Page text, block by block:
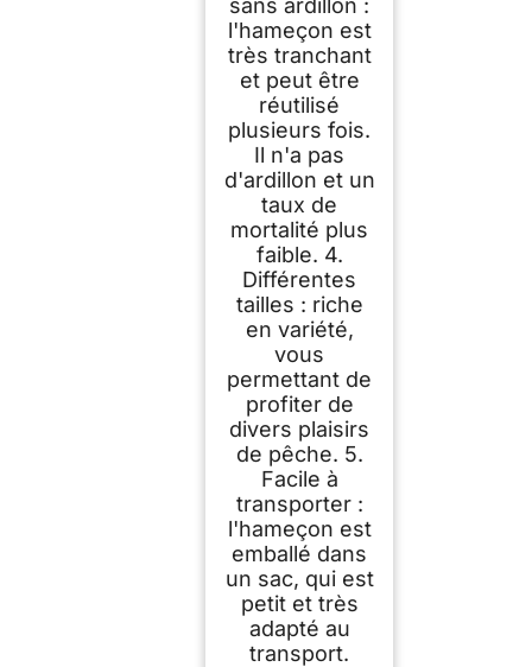
sans ardillon :
l'hameçon est
très tranchant
et peut être
réutilisé
plusieurs fois.
Il n'a pas
d'ardillon et un
taux de
mortalité plus
faible. 4.
Différentes
tailles : riche
en variété,
vous
permettant de
profiter de
divers plaisirs
de pêche. 5.
Facile à
transporter :
l'hameçon est
emballé dans
un sac, qui est
petit et très
adapté au
transport.